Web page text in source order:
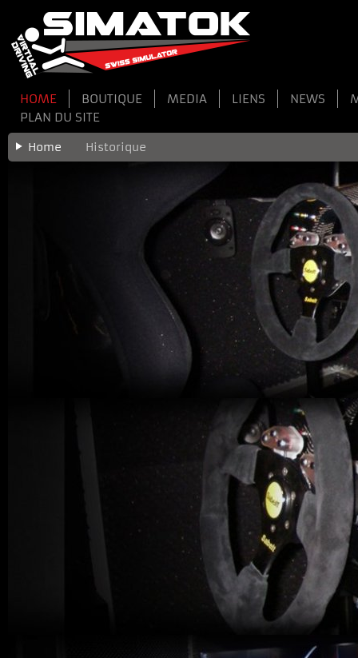
HOME BOUTIQUE MEDIA LIENS NEWS
PLAN DU SITE
Home Historique